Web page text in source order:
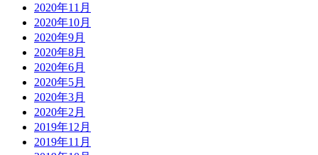
2020年11月
2020年10月
2020年9月
2020年8月
2020年6月
2020年5月
2020年3月
2020年2月
2019年12月
2019年11月